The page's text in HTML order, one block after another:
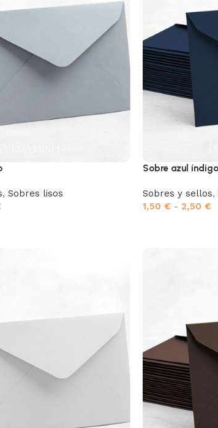
, Sobres lisos
Sobre azul índigo
Sobres y sellos,
1,50 € - 2,50 €